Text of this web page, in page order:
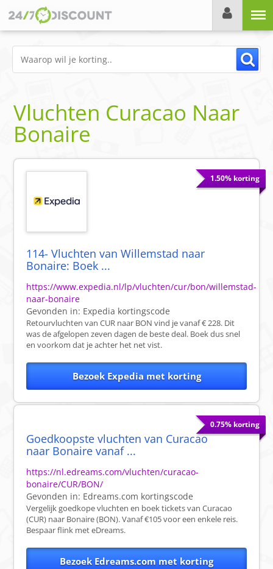
Vluchten Curacao Naar
Bonaire
1.50% korting
114- Vluchten van Willemstad naar
Bonaire: Boek ...
https://www.expedia.nl/lp/vluchten/cur/bon/willemstad-
naar-bonaire
Gevonden in: Expedia kortingscode
Retourvluchten van CUR naar BON vind je vanaf € 228. Dit
was de afgelopen zeven dagen de beste deal. Boek dus snel
en voorkom dat je achter het net vist.
Bezoek Expedia met korting
0.75% korting
Goedkoopste vluchten van Curacao
naar Bonaire vanaf ...
https://nl.edreams.com/vluchten/curacao-
bonaire/CUR/BON/
Gevonden in: Edreams.com kortingscode
Vergelijk goedkope vluchten en boek tickets van Curacao
(CUR) naar Bonaire (BON). Vanaf €105 voor een enkele reis.
Bespaar flink met eDreams.
Bezoek Edreams.com met korting